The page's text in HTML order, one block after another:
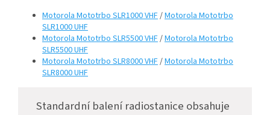
Motorola Mototrbo SLR1000 VHF/Motorola Mototrbo
SLR1000 UHF
Motorola Mototrbo SLR5500 VHF/Motorola Mototrbo
SLR5500 UHF
Motorola Mototrbo SLR8000 VHF/Motorola Mototrbo
SLR8000 UHF
Standardní balení radiostanice obsahuje